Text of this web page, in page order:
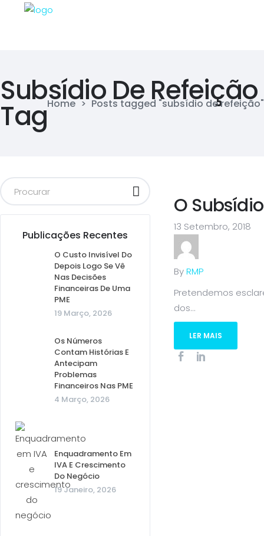
Subsídio De Refeição
TagHome > Posts tagged "subsídio de refeição"
Publicações Recentes
O Custo Invisível Do
Depois Logo Se Vê
Nas Decisões
Financeiras De Uma
PME
19 Março, 2026
Os Números
Contam Histórias E
Antecipam
Problemas
Financeiros Nas PME
4 Março, 2026
Enquadramento Em
IVA E Crescimento
Do Negócio
19 Janeiro, 2026
O
13 Setembro, 2018
ByRMP
Pretendemos
dos...
LER MAIS